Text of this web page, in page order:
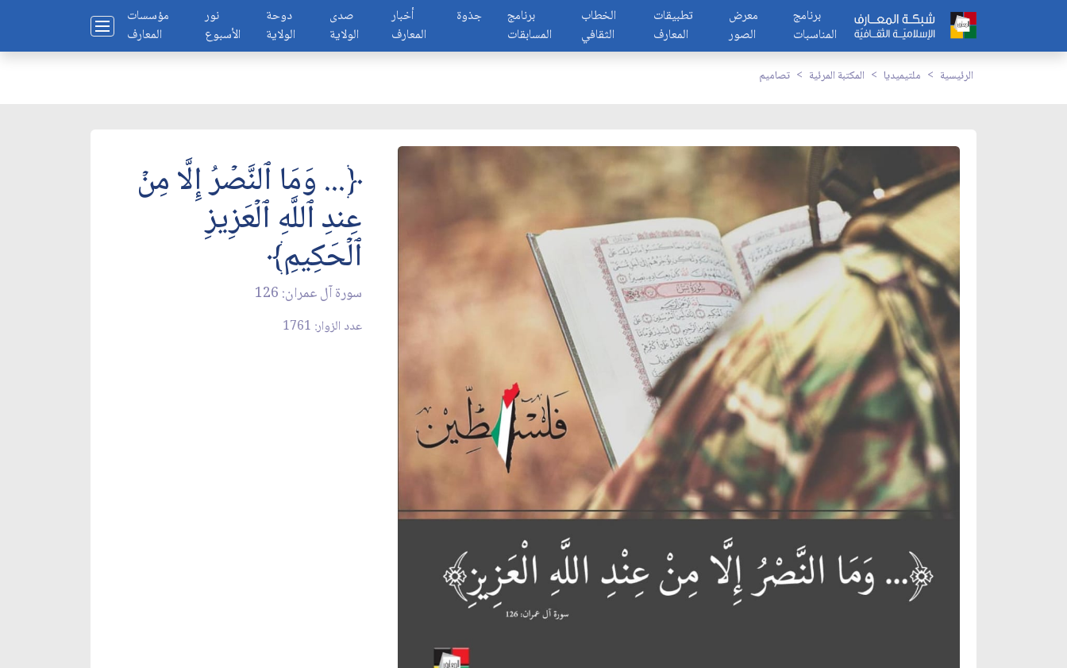
مؤسسات
المعارف
نور
الأسبوع
دوحة
الولاية
صدى
الولاية
أخبار
المعارف
جذوة
برنامج
المسابقات
الخطاب
الثقافي
تطبيقات
المعارف
معرض
الصور
برنامج
المناسبات
الرئيسية ملتيميديا المكتبة المرئية تصاميم
﴿... وَمَا ٱلنَّصۡرُ إِلَّا مِنۡ
عِندِ ٱللَّهِ ٱلۡعَزِيزِ
ٱلۡحَكِيمِ﴾
سورة آل عمران: 126
عدد الزوار: 1761